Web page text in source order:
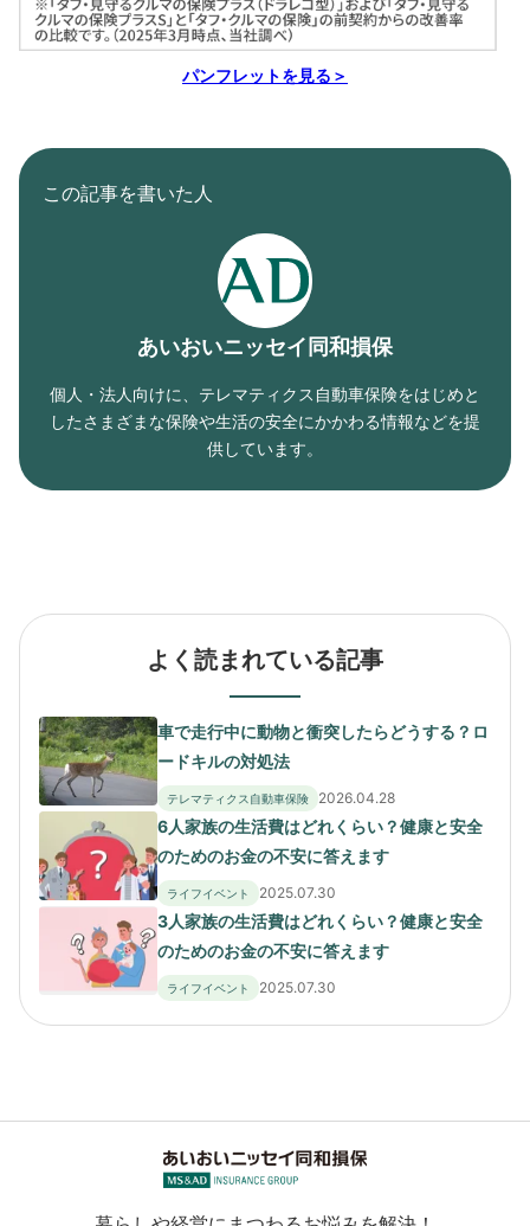
パンフレットを見る＞
この記事を書いた人
あいおいニッセイ同和損保
個人・法人向けに、テレマティクス自動車保険をはじめと
したさまざまな保険や生活の安全にかかわる情報などを提
供しています。
よく読まれている記事
車で走行中に動物と衝突したらどうする？ロ
ードキルの対処法
テレマティクス自動車保険 2026.04.28
6人家族の生活費はどれくらい？健康と安全
のためのお金の不安に答えます
ライフイベント 2025.07.30
3人家族の生活費はどれくらい？健康と安全
のためのお金の不安に答えます
ライフイベント 2025.07.30